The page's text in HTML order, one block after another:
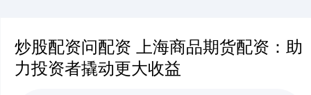
炒股配资问配资 上海商品期货配资：助
力投资者撬动更大收益